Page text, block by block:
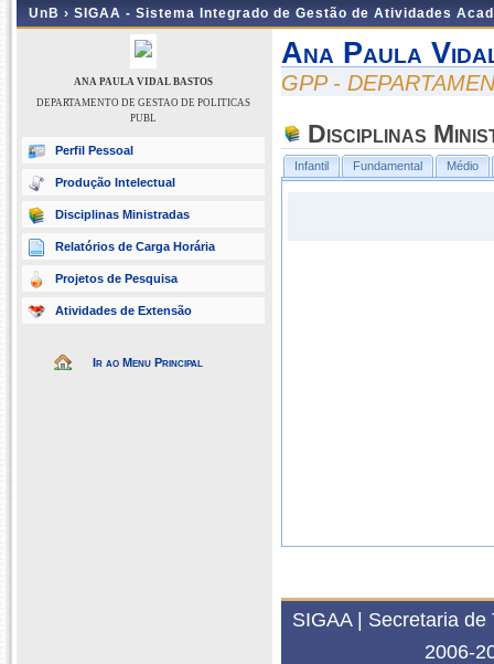
UnB › SIGAA - Sistema Integrado de Gestão de Atividades
ANA PAULA VIDAL BASTOS
DEPARTAMENTO DE GESTAO DE POLITICAS
PUBL
Perfil Pessoal
Produção Intelectual
Disciplinas Ministradas
Relatórios de Carga Horária
Projetos de Pesquisa
Atividades de Extensão
Ir ao Menu Principal
Ana Paula
GPP -
Disciplinas
Infantil Fundamental Médio
SIGAA | Secretaria
2006-